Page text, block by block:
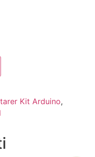
Kit Arduino,